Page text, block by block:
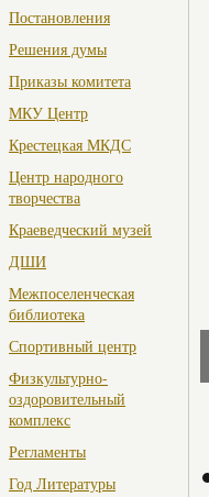
Постановления
Решения думы
Приказы комитета
МКУ Центр
Крестецкая МКДС
Центр народного
творчества
Краеведческий музей
ДШИ
Межпоселенческая
библиотека
Спортивный центр
Физкультурно-
оздоровительный
комплекс
Регламенты
Год Литературы